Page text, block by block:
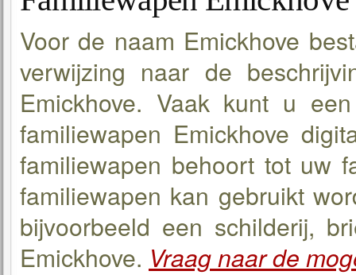
Voor de naam Emickhove
verwijzing naar de
Emickhove. Vaak kunt u
familiewapen Emickhove
familiewapen behoort tot uw
familiewapen kan gebruikt
bijvoorbeeld een schilderij,
Emickhove. Vraag naar de